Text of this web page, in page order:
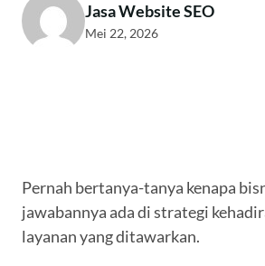
Jasa Website SEO
Mei 22, 2026
Pernah bertanya-tanya kenapa
jawabannya ada di strategi
layanan yang ditawarkan.